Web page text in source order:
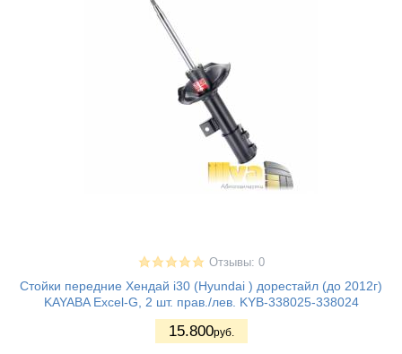
Отзывы: 0
Стойки передние Хендай i30 (Hyundai ) дорестайл (до 2012г)
KAYABA Excel-G, 2 шт. прав./лев. KYB-338025-338024
15.800руб.